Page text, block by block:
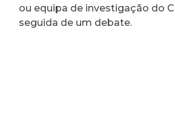
ou equipa de investigação do
seguida de um debate.